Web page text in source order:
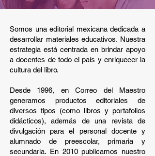
Somos una editorial mexicana dedicada a
desarrollar materiales educativos. Nuestra
estrategia está centrada en brindar apoyo
a docentes de todo el país y enriquecer la
cultura del libro.
Desde 1996, en Correo del Maestro
generamos productos editoriales de
diversos tipos (como libros y portafolios
didácticos), además de una revista de
divulgación para el personal docente y
alumnado de preescolar, primaria y
secundaria. En 2010 publicamos nuestro